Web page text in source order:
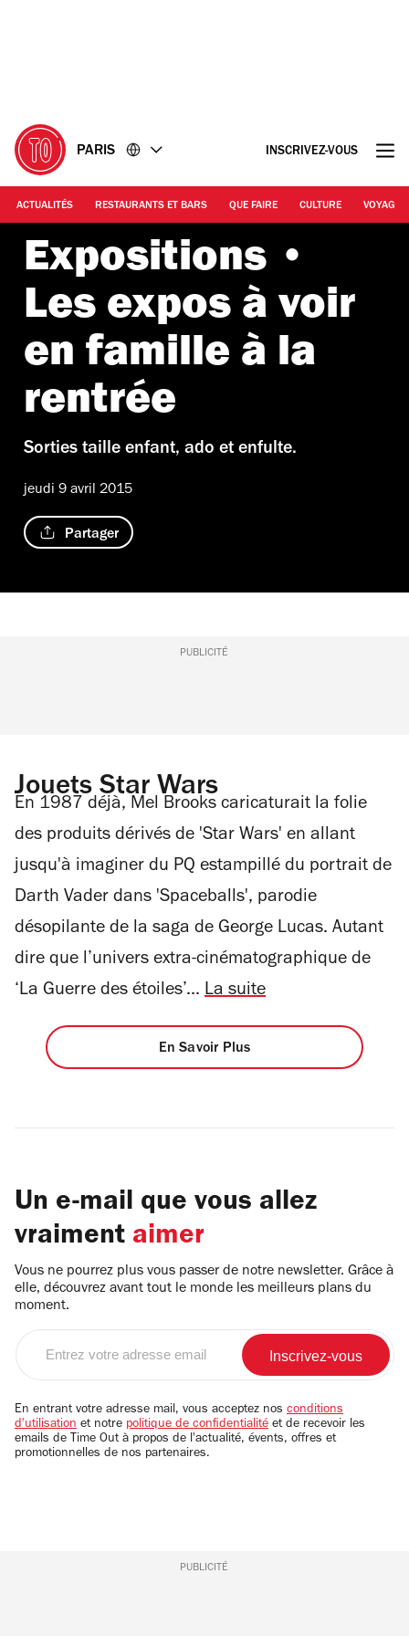
PARIS INSCRIVEZ-VOUS
ACTUALITÉS RESTAURANTS ET BARS QUE FAIRE CULTURE VOYAGE
Expositions •
Les expos à voir
en famille à la
rentrée
Sorties taille enfant, ado et enfulte.
jeudi 9 avril 2015
Partager
PUBLICITÉ
Jouets Star Wars
En 1987 déjà, Mel Brooks caricaturait la folie
des produits dérivés de 'Star Wars' en allant
jusqu'à imaginer du PQ estampillé du portrait de
Darth Vader dans 'Spaceballs', parodie
désopilante de la saga de George Lucas. Autant
dire que l’univers extra-cinématographique de
‘La Guerre des étoiles’... La suite
En Savoir Plus
Un e-mail que vous allez
vraiment aimer
Vous ne pourrez plus vous passer de notre newsletter. Grâce à
elle, découvrez avant tout le monde les meilleurs plans du
moment.
email
En entrant votre adresse mail, vous acceptez nos conditions
d'utilisation et notre politique de confidentialité et de recevoir les
emails de Time Out à propos de l'actualité, évents, offres et
promotionnelles de nos partenaires.
PUBLICITÉ